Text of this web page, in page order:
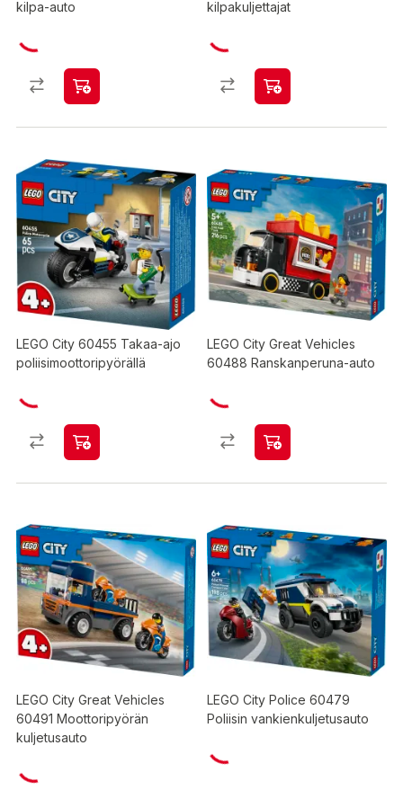
kilpa-auto kilpakuljettajat
LEGO City 60455 Takaa-ajo
poliisimoottoripyörällä
LEGO City Great Vehicles
60488 Ranskanperuna-auto
LEGO City Great Vehicles
60491 Moottoripyörän
kuljetusauto
LEGO City Police 60479
Poliisin vankienkuljetusauto